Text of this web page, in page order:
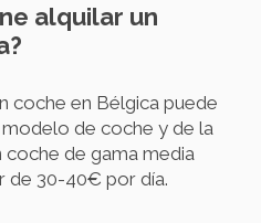
alquilar un
coche en Bélgica puede
de coche y de la
coche de gama media
de 30-40€ por día.